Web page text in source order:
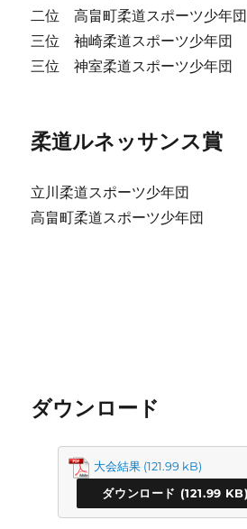
二位 高畠町柔道スポーツ少年団
三位 袖崎柔道スポーツ少年団
三位 神室柔道スポーツ少年団
柔道ルネッサンス賞
立川柔道スポーツ少年団
高畠町柔道スポーツ少年団
ダウンロード
大会結果
ダウンロード